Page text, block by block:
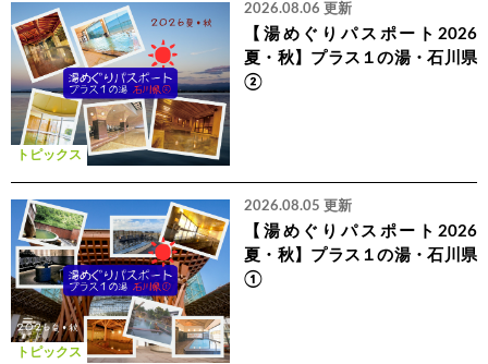
トピックス
2026.08.06 更新
【湯めぐりパスポート2026
夏・秋】プラス１の湯・石川県
②
トピックス
2026.08.05 更新
【湯めぐりパスポート2026
夏・秋】プラス１の湯・石川県
①